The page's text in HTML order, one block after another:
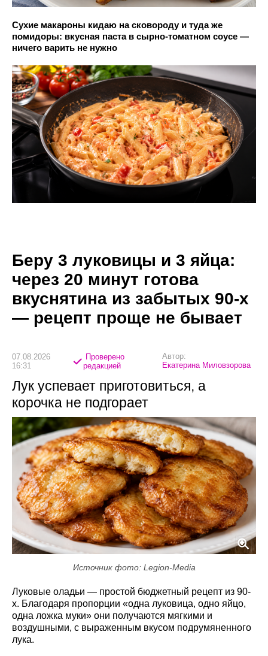
Сухие макароны кидаю на сковороду и туда же
помидоры: вкусная паста в сырно-томатном соусе —
ничего варить не нужно
Беру 3 луковицы и 3 яйца:
через 20 минут готова
вкуснятина из забытых 90-х
— рецепт проще не бывает
07.08.2026
16:31
Проверено
редакцией
Автор:
Екатерина Миловзорова
Лук успевает приготовиться, а
корочка не подгорает
Источник фото: Legion-Media
Луковые оладьи — простой бюджетный рецепт из 90-
х. Благодаря пропорции «одна луковица, одно яйцо,
одна ложка муки» они получаются мягкими и
воздушными, с выраженным вкусом подрумяненного
лука.